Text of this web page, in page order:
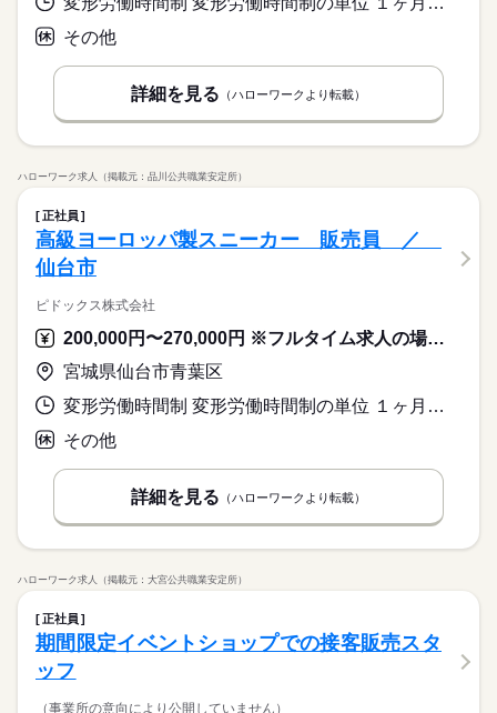
その他
詳細を見る （ハローワークより転載）
ハローワーク求人（掲載元：品川公共職業安定所）
正社員
高級ヨーロッパ製スニーカー 販売員 ／
仙台市
ピドックス株式会社
200,000円〜270,000円 ※フルタイム求人の場合は月額（換算額）、パート求人の場合は時間額を表示しています。
宮城県仙台市青葉区
変形労働時間制 変形労働時間制の単位 １ヶ月単位 又は 9時30分〜20時00分の時間の間の8時間程度 就業時間に関する特記事項 １日８時間勤務、シフト応相談 休憩時間６０分程度
その他
詳細を見る （ハローワークより転載）
ハローワーク求人（掲載元：大宮公共職業安定所）
正社員
期間限定イベントショップでの接客販売スタ
ッフ
（事業所の意向により公開していません）